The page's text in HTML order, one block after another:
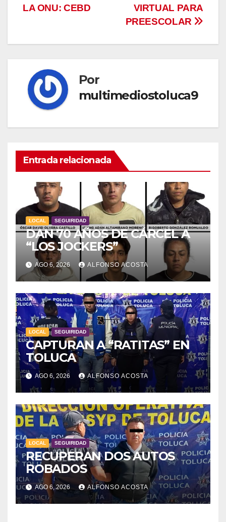
VIRTUAL PARA
PREESCOLAR
LA ONU: CEBD
Por
multimediostoluca9
Entrada relacionada
LOCAL SEGUIRIDAD
DAN 70 AÑOS DE CÁRCEL A
“LOS JOCKERS”
AGO 6, 2026 ALFONSO ACOSTA
LOCAL SEGUIRIDAD
CAPTURAN A “RATITAS” EN
TOLUCA
AGO 6, 2026 ALFONSO ACOSTA
LOCAL SEGUIRIDAD
RECUPERAN DOS AUTOS
ROBADOS
AGO 6, 2026 ALFONSO ACOSTA